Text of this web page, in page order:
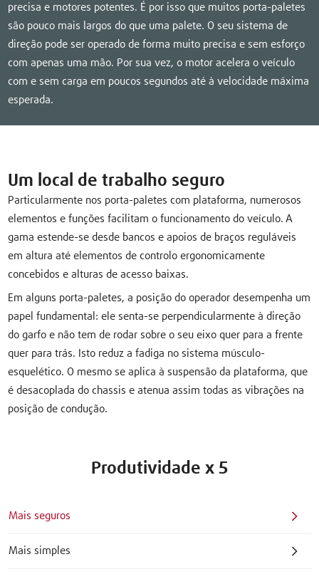
precisa e motores potentes. É por isso que muitos porta-paletes
são pouco mais largos do que uma palete. O seu sistema de
direção pode ser operado de forma muito precisa e sem esforço
com apenas uma mão. Por sua vez, o motor acelera o veículo
com e sem carga em poucos segundos até à velocidade máxima
esperada.
Um local de trabalho seguro
Particularmente nos porta-paletes com plataforma, numerosos
elementos e funções facilitam o funcionamento do veículo. A
gama estende-se desde bancos e apoios de braços reguláveis
em altura até elementos de controlo ergonomicamente
concebidos e alturas de acesso baixas.
Em alguns porta-paletes, a posição do operador desempenha um
papel fundamental: ele senta-se perpendicularmente à direção
do garfo e não tem de rodar sobre o seu eixo quer para a frente
quer para trás. Isto reduz a fadiga no sistema músculo-
esquelético. O mesmo se aplica à suspensão da plataforma, que
é desacoplada do chassis e atenua assim todas as vibrações na
posição de condução.
Produtividade x 5
Mais seguros
Mais simples